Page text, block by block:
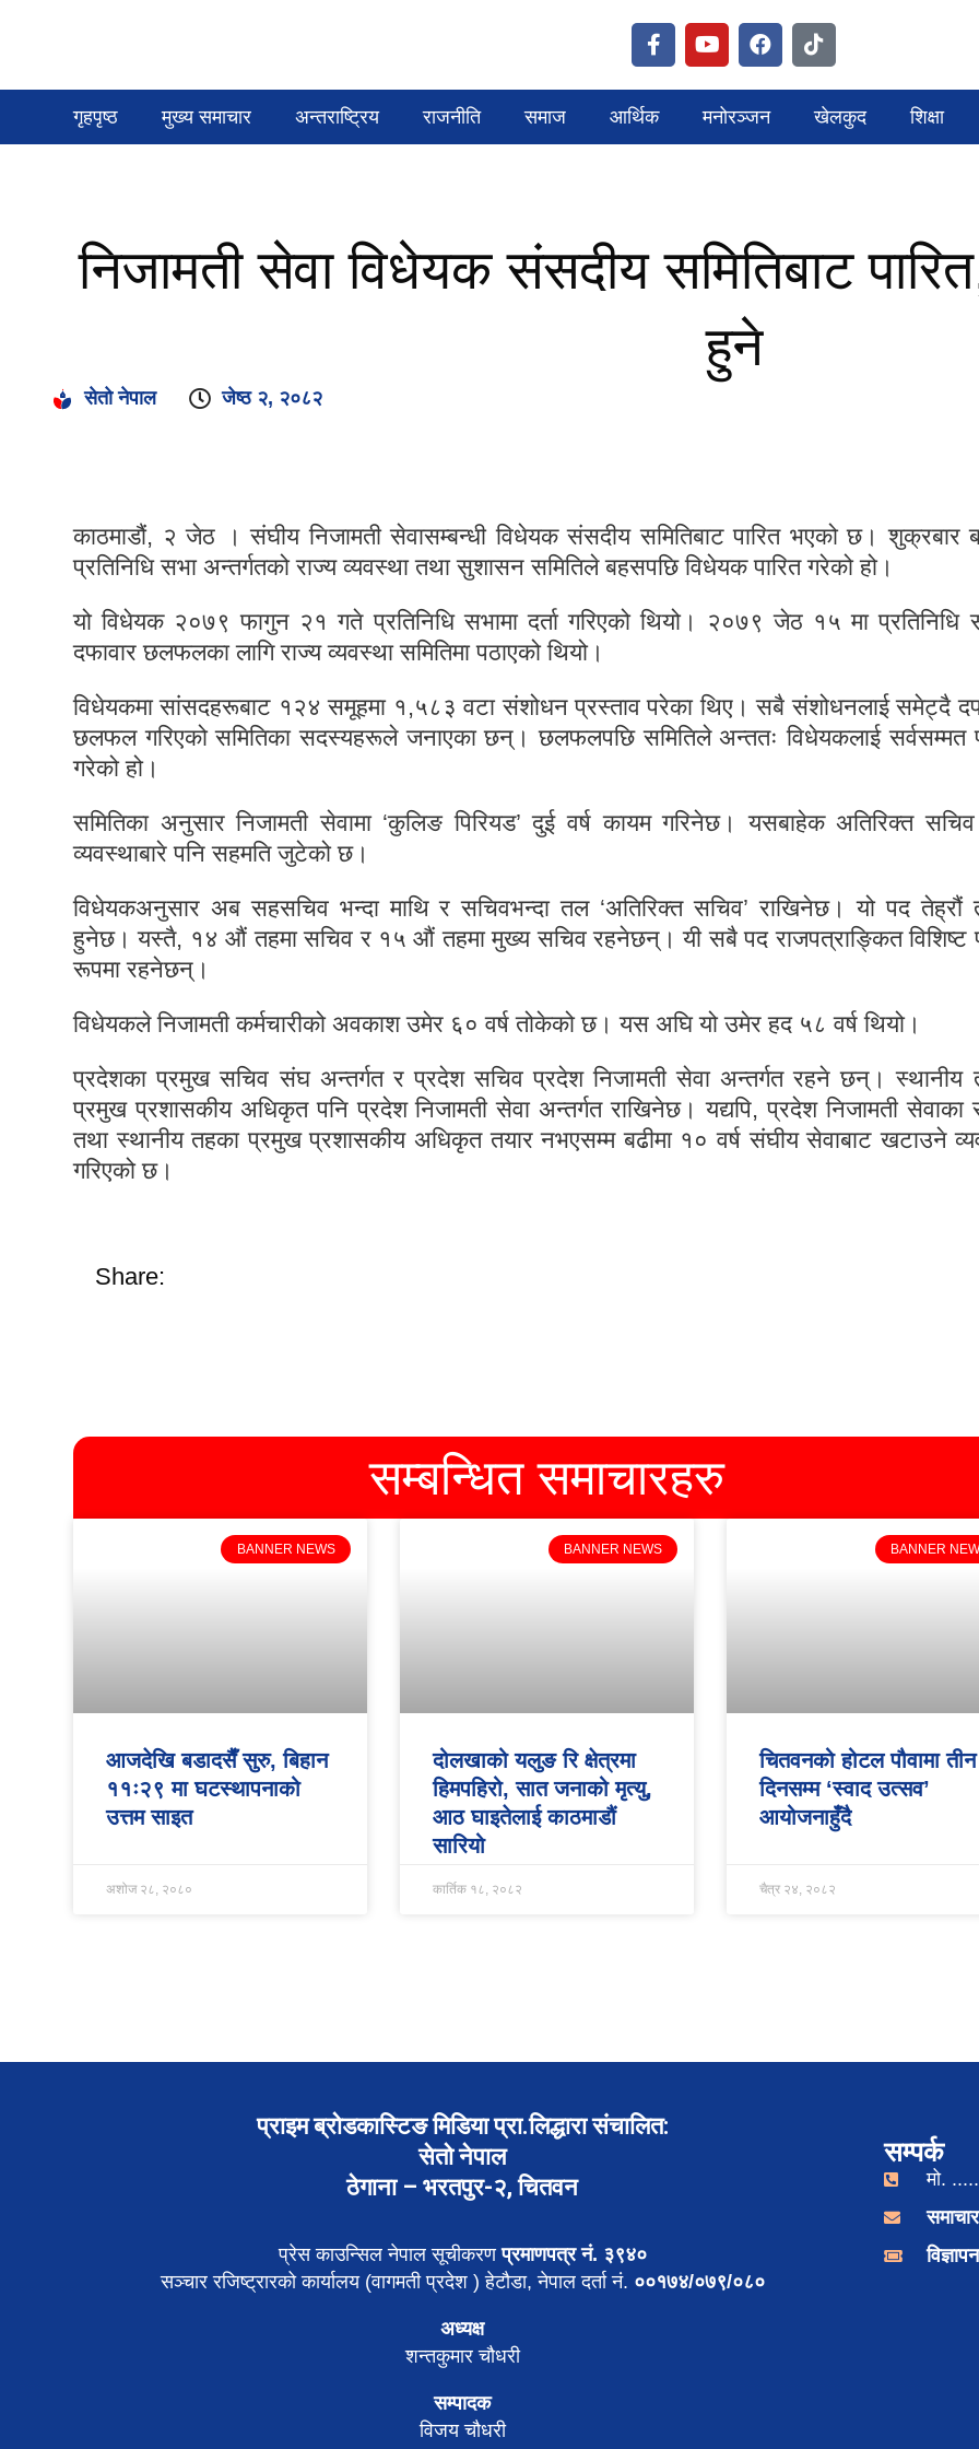
गृहपृष्ठ मुख्य समाचार अन्तराष्ट्रिय राजनीति समाज आर्थिक मनोरञ्जन खेलकुद शिक्षा
निजामती सेवा विधेयक संसदीय समितिबाट
हुने
सेतो नेपाल जेष्ठ २, २०८२
काठमाडौं, २ जेठ । संघीय निजामती सेवासम्बन्धी विधेयक संसदीय समितिबाट पारित भएको छ। शुक्रबार
प्रतिनिधि सभा अन्तर्गतको राज्य व्यवस्था तथा सुशासन समितिले बहसपछि विधेयक पारित गरेको हो।
यो विधेयक २०७९ फागुन २१ गते प्रतिनिधि सभामा दर्ता गरिएको थियो। २०७९ जेठ १५ मा प्रतिनिधि
दफावार छलफलका लागि राज्य व्यवस्था समितिमा पठाएको थियो।
विधेयकमा सांसदहरूबाट १२४ समूहमा १,५८३ वटा संशोधन प्रस्ताव परेका थिए। सबै संशोधनलाई समेट्दै
छलफल गरिएको समितिका सदस्यहरूले जनाएका छन्। छलफलपछि समितिले अन्ततः विधेयकलाई सर्वसम्मत
गरेको हो।
समितिका अनुसार निजामती सेवामा ‘कुलिङ पिरियड’ दुई वर्ष कायम गरिनेछ। यसबाहेक अतिरिक्त सचिव
व्यवस्थाबारे पनि सहमति जुटेको छ।
विधेयकअनुसार अब सहसचिव भन्दा माथि र सचिवभन्दा तल ‘अतिरिक्त सचिव’ राखिनेछ। यो पद तेह्रौं
हुनेछ। यस्तै, १४ औं तहमा सचिव र १५ औं तहमा मुख्य सचिव रहनेछन्। यी सबै पद राजपत्राङ्कित विशिष्ट
रूपमा रहनेछन्।
विधेयकले निजामती कर्मचारीको अवकाश उमेर ६० वर्ष तोकेको छ। यस अघि यो उमेर हद ५८ वर्ष थियो।
प्रदेशका प्रमुख सचिव संघ अन्तर्गत र प्रदेश सचिव प्रदेश निजामती सेवा अन्तर्गत रहने छन्। स्थानीय
प्रमुख प्रशासकीय अधिकृत पनि प्रदेश निजामती सेवा अन्तर्गत राखिनेछ। यद्यपि, प्रदेश निजामती सेवाका
तथा स्थानीय तहका प्रमुख प्रशासकीय अधिकृत तयार नभएसम्म बढीमा १० वर्ष संघीय सेवाबाट खटाउने
गरिएको छ।
Share:
सम्बन्धित समाचारहरु
BANNER NEWS
आजदेखि बडादसैँ सुरु, बिहान
११ः२९ मा घटस्थापनाको
उत्तम साइत
अशोज २८, २०८०
BANNER NEWS
दोलखाको यलुङ रि क्षेत्रमा
हिमपहिरो, सात जनाको मृत्यु,
आठ घाइतेलाई काठमाडौं
सारियो
कार्तिक १८, २०८२
BANNER
चितवनको होटल पौवामा तीन
दिनसम्म ‘स्वाद उत्सव’
आयोजनाहुँदै
चैत्र २४, २०८२
प्राइम ब्रोडकास्टिङ मिडिया प्रा.लिद्धारा संचालित:
सेतो नेपाल
ठेगाना – भरतपुर-२, चितवन
प्रेस काउन्सिल नेपाल सूचीकरणप्रमाणपत्र नं. ३९४०
सञ्चार रजिष्ट्रारको कार्यालय (वागमती प्रदेश ) हेटौडा, नेपाल दर्ता नं. ००१७४/०७९/०८०
अध्यक्ष
शन्तकुमार चौधरी
सम्पादक
विजय चौधरी
सम्पर्क
मो.